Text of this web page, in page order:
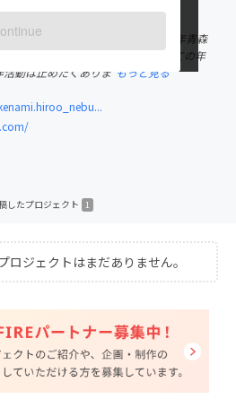
作を30年余り続けておりますが、今年青森
たを制作することができない初めての年
動は止めたくありま もっと見る
したプロジェクト 1
ロジェクトはまだありません。